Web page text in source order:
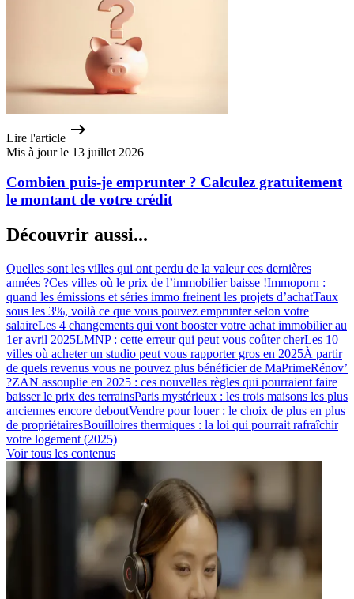
Lire l'article
Mis à jour le 13 juillet 2026
Combien puis-je emprunter ? Calculez gratuitement
le montant de votre crédit
Découvrir aussi...
Quelles sont les villes qui ont perdu de la valeur ces dernières
années ?Ces villes où le prix de l’immobilier baisse !Immoporn :
quand les émissions et séries immo freinent les projets d’achatTaux
sous les 3%, voilà ce que vous pouvez emprunter selon votre
salaireLes 4 changements qui vont booster votre achat immobilier au
1er avril 2025LMNP : cette erreur qui peut vous coûter cherLes 10
villes où acheter un studio peut vous rapporter gros en 2025À partir
de quels revenus vous ne pouvez plus bénéficier de MaPrimeRénov’
?ZAN assouplie en 2025 : ces nouvelles règles qui pourraient faire
baisser le prix des terrainsParis mystérieux : les trois maisons les plus
anciennes encore deboutVendre pour louer : le choix de plus en plus
de propriétairesBouilloires thermiques : la loi qui pourrait rafraîchir
votre logement (2025)
Voir tous les contenus